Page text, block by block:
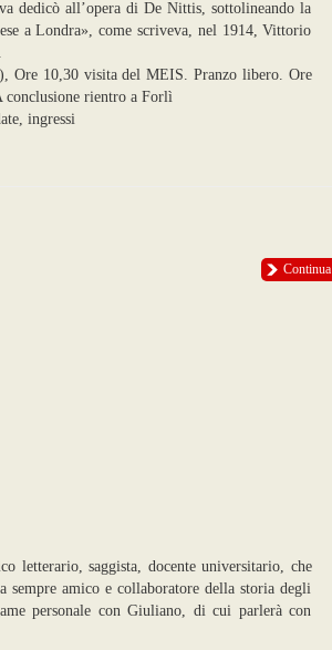
dedicò all’opera di De Nittis, sottolineando la
a Londra», come scriveva, nel 1914, Vittorio
Ore 10,30 visita del MEIS. Pranzo libero. Ore
conclusione rientro a Forlì
ingressi
Continua
letterario, saggista, docente universitario, che
sempre amico e collaboratore della storia degli
personale con Giuliano, di cui parlerà con